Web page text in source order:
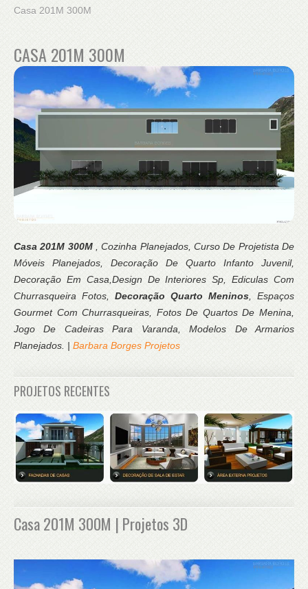
Casa 201M 300M
CASA 201M 300M
Casa 201M 300M , Cozinha Planejados, Curso De Projetista De
Móveis Planejados, Decoração De Quarto Infanto Juvenil,
Decoração Em Casa,Design De Interiores Sp, Ediculas Com
Churrasqueira Fotos, Decoração Quarto Meninos, Espaços
Gourmet Com Churrasqueiras, Fotos De Quartos De Menina,
Jogo De Cadeiras Para Varanda, Modelos De Armarios
Planejados. | Barbara Borges Projetos
PROJETOS RECENTES
Casa 201M 300M | Projetos 3D